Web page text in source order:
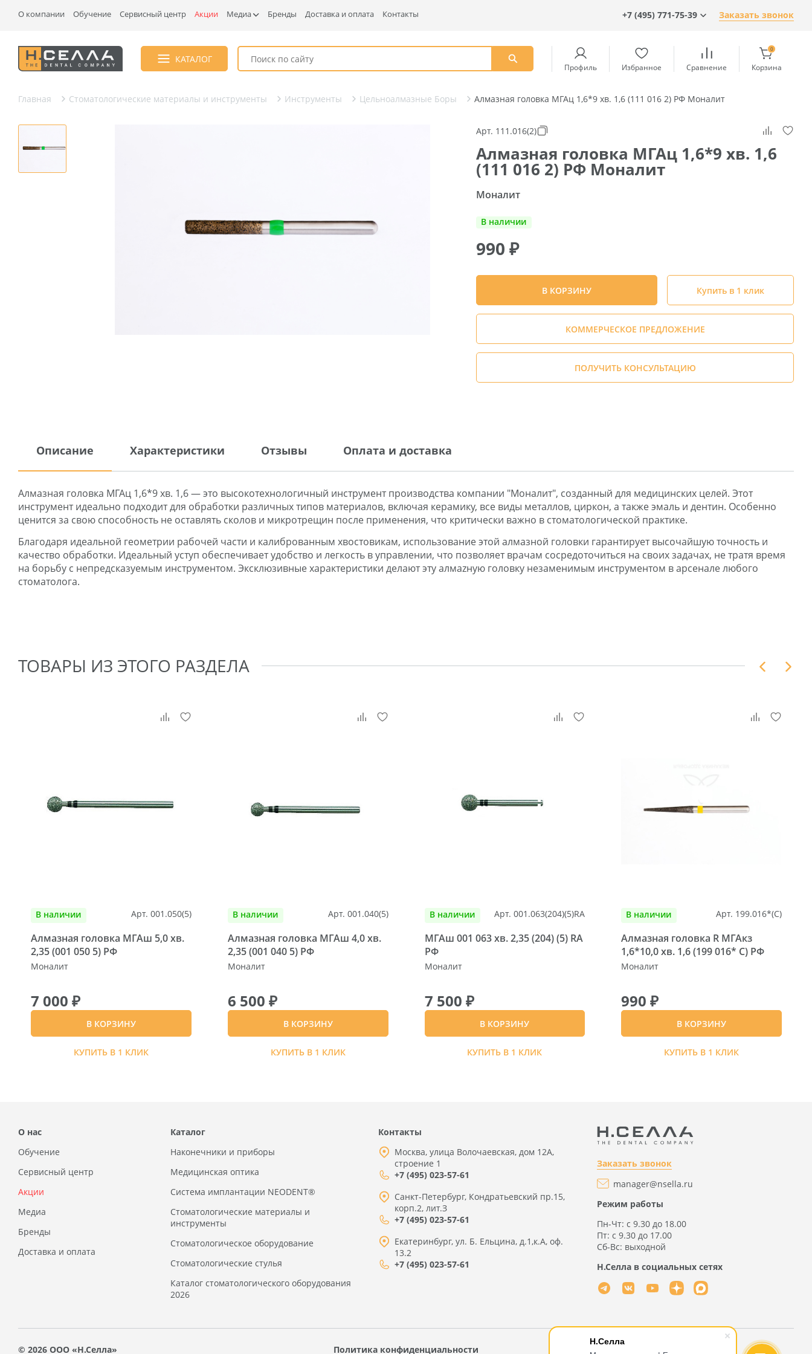
Н.Селла
О компании Обучение Сервисный центр Акции Медиа Бренды Доставка и оплата Контакты +7 (495) 771-75-39 Заказать звонок
КАТАЛОГ
Профиль Избранное Сравнение
0
Корзина
Главная Стоматологические материалы и инструменты Инструменты Цельноалмазные Боры Алмазная головка МГАц 1,6*9 хв. 1,6 (111 016 2) РФ Моналит
Арт. 111.016(2)
Алмазная головка МГАц 1,6*9 хв. 1,6
(111 016 2) РФ Моналит
Моналит
В наличии
990₽
В КОРЗИНУ Купить в 1 клик
КОММЕРЧЕСКОЕ ПРЕДЛОЖЕНИЕ
ПОЛУЧИТЬ КОНСУЛЬТАЦИЮ
Описание Характеристики Отзывы Оплата и доставка
Алмазная головка МГАц 1,6*9 хв. 1,6 — это высокотехнологичный инструмент производства компании "Моналит", созданный для медицинских целей. Этот
инструмент идеально подходит для обработки различных типов материалов, включая керамику, все виды металлов, циркон, а также эмаль и дентин. Особенно
ценится за свою способность не оставлять сколов и микротрещин после применения, что критически важно в стоматологической практике.
Благодаря идеальной геометрии рабочей части и калиброванным хвостовикам, использование этой алмазной головки гарантирует высочайшую точность и
качество обработки. Идеальный уступ обеспечивает удобство и легкость в управлении, что позволяет врачам сосредоточиться на своих задачах, не тратя время
на борьбу с непредсказуемым инструментом. Эксклюзивные характеристики делают эту алмazную головку незаменимым инструментом в арсенале любого
стоматолога.
ТОВАРЫ ИЗ ЭТОГО РАЗДЕЛА
В наличии Арт. 001.050(5)
Алмазная головка МГАш 5,0 хв.
2,35 (001 050 5) РФ
Моналит
7 000 ₽
В КОРЗИНУ
КУПИТЬ В 1 КЛИК
В наличии Арт. 001.040(5)
Алмазная головка МГАш 4,0 хв.
2,35 (001 040 5) РФ
Моналит
6 500 ₽
В КОРЗИНУ
КУПИТЬ В 1 КЛИК
В наличии Арт. 001.063(204)(5)RA
МГАш 001 063 хв. 2,35 (204) (5) RA
РФ
Моналит
7 500 ₽
В КОРЗИНУ
КУПИТЬ В 1 КЛИК
В наличии Арт. 199.016*(C)
Алмазная головка R МГАкз
1,6*10,0 хв. 1,6 (199 016* C) РФ
Моналит
990 ₽
В КОРЗИНУ
КУПИТЬ В 1 КЛИК
О нас
Обучение
Сервисный центр
Акции
Медиа
Бренды
Доставка и оплата
Каталог
Наконечники и приборы
Медицинская оптика
Система имплантации NEODENT®
Стоматологические материалы и
инструменты
Стоматологическое оборудование
Стоматологические стулья
Каталог стоматологического оборудования
2026
Контакты
Москва, улица Волочаевская, дом 12А,
строение 1
+7 (495) 023-57-61
Санкт-Петербург, Кондратьевский пр.15,
корп.2, лит.З
+7 (495) 023-57-61
Екатеринбург, ул. Б. Ельцина, д.1,к.А, оф.
13.2
+7 (495) 023-57-61
Заказать звонок
manager@nsella.ru
Режим работы
Пн-Чт: с 9.30 до 18.00
Пт: с 9.30 до 17.00
Сб-Вс: выходной
Н.Селла в социальных сетях
© 2026 ООО «Н.Селла» Политика конфиденциальности